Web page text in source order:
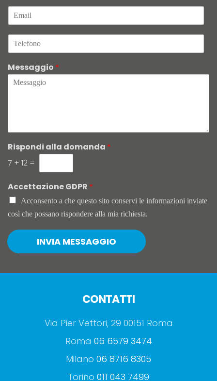
E
m
T
e
f
Messaggio *
Rispondi alla domanda *
7 + 12 =
Accettazione GDPR *
Acconsento a che questo sito conservi le informazioni inviate
così che possano rispondere alla mia richiesta.
INVIA MESSAGGIO
CONTATTI
Via Pier Vettori, 29 00151 Roma
Roma 06 6579 3474
Milano 06 8716 8305
Torino 011 043 7499